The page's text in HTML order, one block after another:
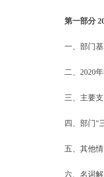
中
第一部分
一、部门基
二、2020年
三、主要支
四、部门"三
五、其他情
六、名词解